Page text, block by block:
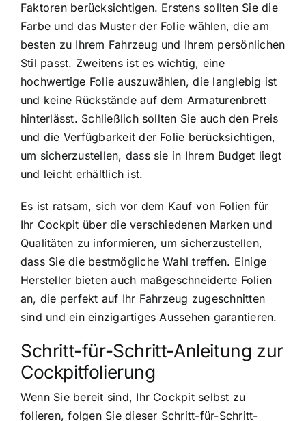
Faktoren berücksichtigen. Erstens sollten Sie die
Farbe und das Muster der Folie wählen, die am
besten zu Ihrem Fahrzeug und Ihrem persönlichen
Stil passt. Zweitens ist es wichtig, eine
hochwertige Folie auszuwählen, die langlebig ist
und keine Rückstände auf dem Armaturenbrett
hinterlässt. Schließlich sollten Sie auch den Preis
und die Verfügbarkeit der Folie berücksichtigen,
um sicherzustellen, dass sie in Ihrem Budget liegt
und leicht erhältlich ist.
Es ist ratsam, sich vor dem Kauf von Folien für
Ihr Cockpit über die verschiedenen Marken und
Qualitäten zu informieren, um sicherzustellen,
dass Sie die bestmögliche Wahl treffen. Einige
Hersteller bieten auch maßgeschneiderte Folien
an, die perfekt auf Ihr Fahrzeug zugeschnitten
sind und ein einzigartiges Aussehen garantieren.
Schritt-für-Schritt-Anleitung zur
Cockpitfolierung
Wenn Sie bereit sind, Ihr Cockpit selbst zu
folieren, folgen Sie dieser Schritt-für-Schritt-